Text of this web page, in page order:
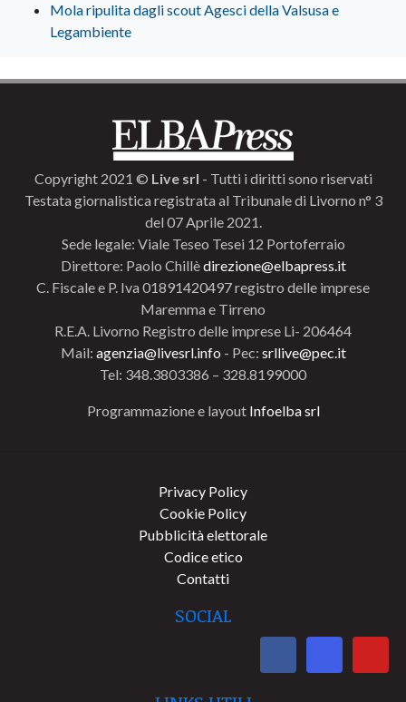
Mola ripulita dagli scout Agesci della Valsusa e
Legambiente
Copyright 2021 © Live srl - Tutti i diritti sono riservati
Testata giornalistica registrata al Tribunale di Livorno n° 3
del 07 Aprile 2021.
Sede legale: Viale Teseo Tesei 12 Portoferraio
Direttore: Paolo Chillèdirezione@elbapress.it
C. Fiscale e P. Iva 01891420497 registro delle imprese
Maremma e Tirreno
R.E.A. Livorno Registro delle imprese Li- 206464
Mail: agenzia@livesrl.info - Pec: srllive@pec.it
Tel: 348.3803386 – 328.8199000
Programmazione e layout Infoelba srl
Privacy Policy
Cookie Policy
Pubblicità elettorale
Codice etico
Contatti
SOCIAL